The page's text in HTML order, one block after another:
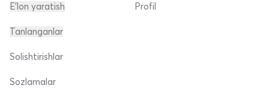
E'lon yaratish Profil
Tanlanganlar
Solishtirishlar
Sozlamalar